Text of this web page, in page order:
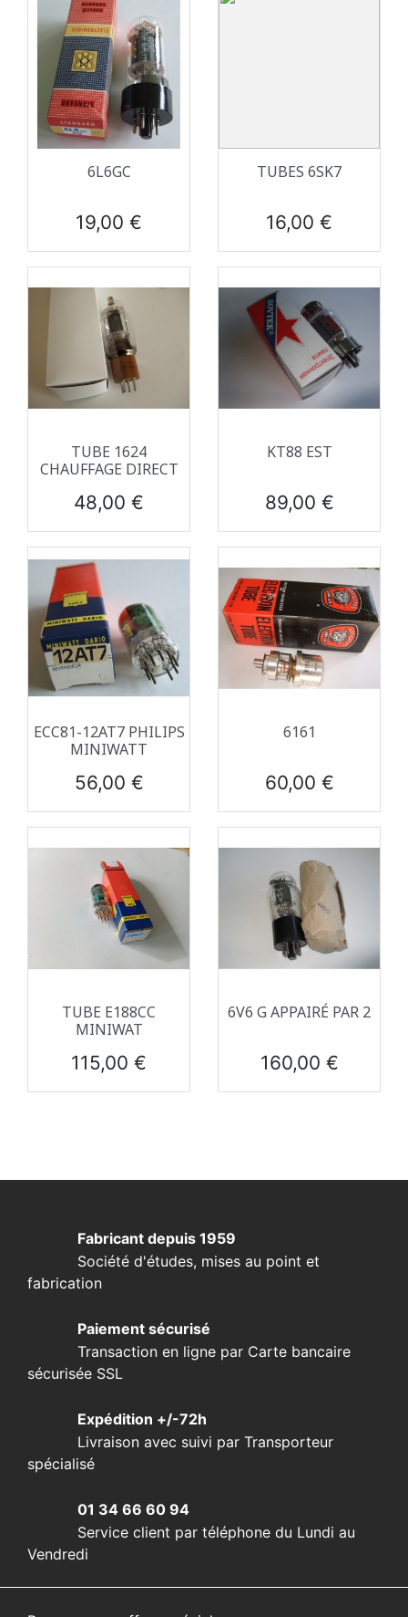
6L6GC
Prix
19,00 €
TUBES 6SK7
Prix
16,00 €
TUBE 1624
CHAUFFAGE DIRECT
Prix
48,00 €
KT88 EST
Prix
89,00 €
ECC81-12AT7 PHILIPS
MINIWATT
Prix
56,00 €
6161
Prix
60,00 €
TUBE E188CC
MINIWAT
Prix
115,00 €
6V6 G APPAIRÉ PAR 2
Prix
160,00 €
Fabricant depuis 1959
Société d'études, mises au point et
fabrication
Paiement sécurisé
Transaction en ligne par Carte bancaire
sécurisée SSL
Expédition +/-72h
Livraison avec suivi par Transporteur
spécialisé
01 34 66 60 94
Service client par téléphone du Lundi au
Vendredi